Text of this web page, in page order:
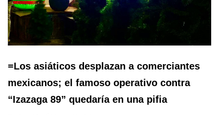
=Los asiáticos desplazan a comerciantes
mexicanos; el famoso operativo contra
“Izazaga 89” quedaría en una pifia